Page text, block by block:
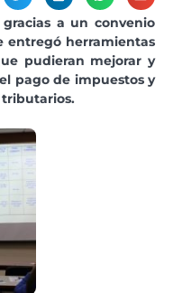
a un convenio
entregó herramientas
pudieran mejorar y
pago de impuestos y